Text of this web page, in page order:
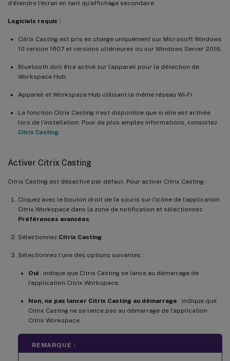
d’étendre l’écran en tant qu’affichage secondaire.
Logiciels requis :
Citrix Casting est pris en charge uniquement sur Microsoft Windows
10 version 1607 et versions ultérieures ou sur Windows Server 2016.
Bluetooth doit être activé sur l’appareil pour la détection de
Workspace Hub.
Appareil et Workspace Hub utilisant le même réseau Wi-Fi.
La fonction Citrix Casting n’est disponible que si elle est activée
lors de l’installation. Pour de plus amples informations, consultez
Citrix Casting
Activer Citrix Casting
Citrix Casting est désactivé par défaut. Pour activer Citrix Casting :
Cliquez avec le bouton droit de la souris sur l’icône de l’application
Citrix Workspace dans la zone de notification et sélectionnez
Préférences avancées
Sélectionnez Citrix Casting
Sélectionnez l’une des options suivantes :
Oui : indique que Citrix Casting se lance au démarrage de
l’application Citrix Workspace.
Non, ne pas lancer Citrix Casting au démarrage : indique que
Citrix Casting ne se lance pas au démarrage de l’application
Citrix Workspace.
REMARQUE :